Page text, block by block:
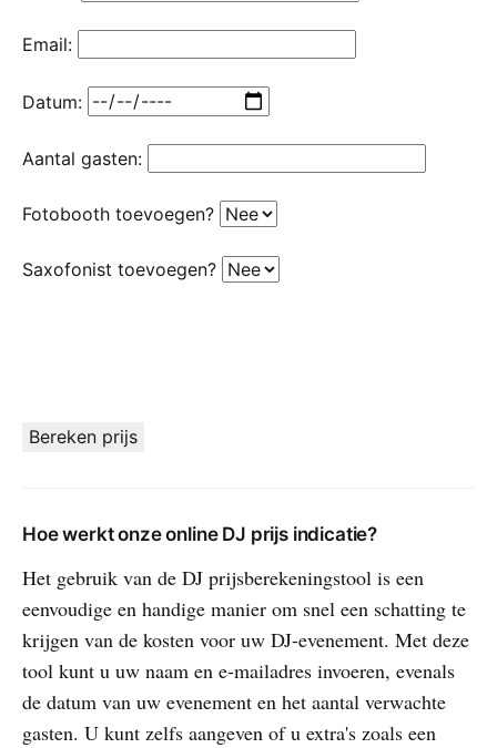
Email:
Datum:
Aantal gasten:
Fotobooth toevoegen?
Saxofonist toevoegen?
Bereken prijs
Hoe werkt onze online DJ prijs indicatie?
Het gebruik van de DJ prijsberekeningstool is een
eenvoudige en handige manier om snel een schatting te
krijgen van de kosten voor uw DJ-evenement. Met deze
tool kunt u uw naam en e-mailadres invoeren, evenals
de datum van uw evenement en het aantal verwachte
gasten. U kunt zelfs aangeven of u extra's zoals een